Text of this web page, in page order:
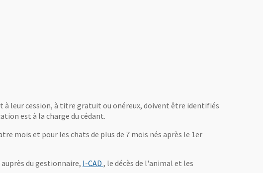
à leur cession, à titre gratuit ou onéreux, doivent être identifiés
est à la charge du cédant.
mois et pour les chats de plus de 7 mois nés après le 1er
du gestionnaire, I-CAD , Ouvre une nouvelle fenêtre
, le décès de l'animal et les